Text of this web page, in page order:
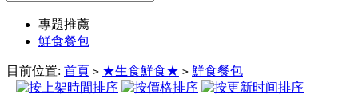
專題推薦
鮮食餐包
目前位置: 首頁 > ★生食鮮食★ > 鮮食餐包